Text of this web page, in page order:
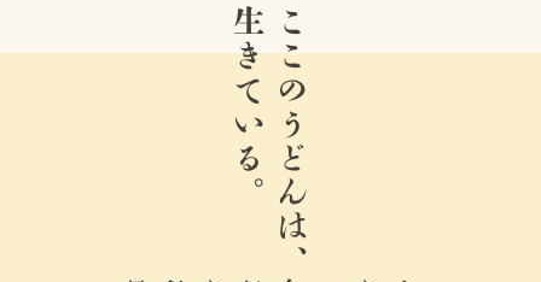
ここのうどんは、
生きている。